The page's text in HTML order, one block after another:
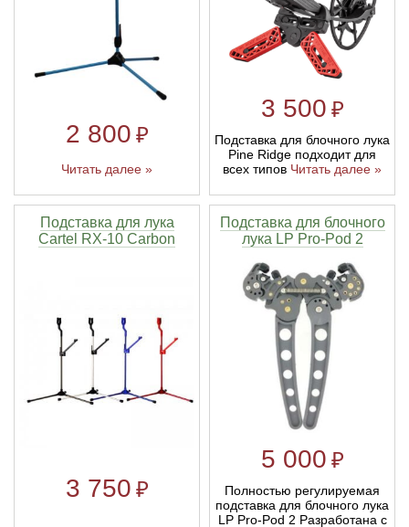
2 800 ₽
Читать далее »
3 500 ₽
Подставка для блочного лука
Pine Ridge подходит для
всех типов Читать далее »
Подставка для лука
Cartel RX-10 Carbon
3 750 ₽
Подставка для блочного
лука LP Pro-Pod 2
5 000 ₽
Полностью регулируемая
подставка для блочного лука
LP Pro-Pod 2 Разработана с